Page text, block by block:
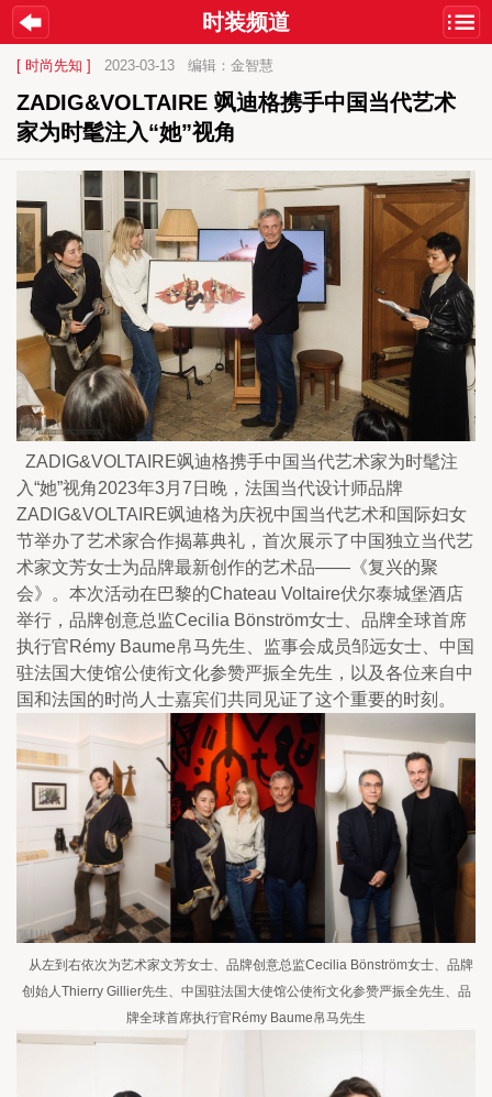
时装频道
[ 时尚先知 ] 2023-03-13 编辑：金智慧
ZADIG&VOLTAIRE 飒迪格携手中国当代艺术
家为时髦注入“她”视角
ZADIG&VOLTAIRE飒迪格携手中国当代艺术家为时髦注
入“她”视角2023年3月7日晚，法国当代设计师品牌
ZADIG&VOLTAIRE飒迪格为庆祝中国当代艺术和国际妇女
节举办了艺术家合作揭幕典礼，首次展示了中国独立当代艺
术家文芳女士为品牌最新创作的艺术品——《复兴的聚
会》。本次活动在巴黎的Chateau Voltaire伏尔泰城堡酒店
举行，品牌创意总监Cecilia Bönström女士、品牌全球首席
执行官Rémy Baume帛马先生、监事会成员邹远女士、中国
驻法国大使馆公使衔文化参赞严振全先生，以及各位来自中
国和法国的时尚人士嘉宾们共同见证了这个重要的时刻。
从左到右依次为艺术家文芳女士、品牌创意总监Cecilia Bönström女士、品牌
创始人Thierry Gillier先生、中国驻法国大使馆公使衔文化参赞严振全先生、品
牌全球首席执行官Rémy Baume帛马先生